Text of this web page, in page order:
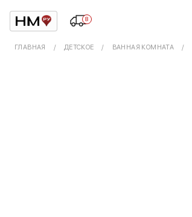
8
ГЛАВНАЯ ДЕТСКОЕ ВАННАЯ КОМНАТА